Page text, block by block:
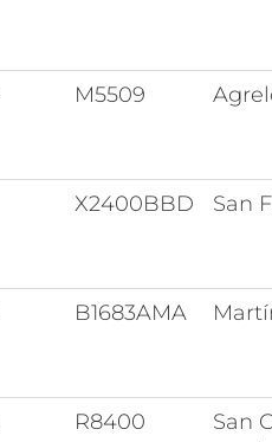
M5509
X2400BBD San
B1683AMA
R8400
San